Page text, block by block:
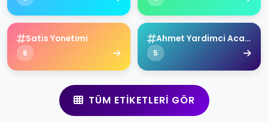
Satis Yonetimi
6
Ahmet Yardimci Academy
5
TÜM ETIKETLERI GÖR